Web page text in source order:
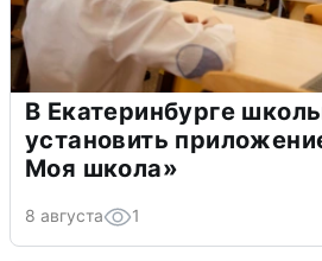
В Екатеринбурге
установить
Моя школа»
8 августа 1